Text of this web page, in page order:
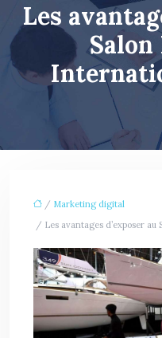
Les
/ Marketing digital
/ Les avantages d’exposer